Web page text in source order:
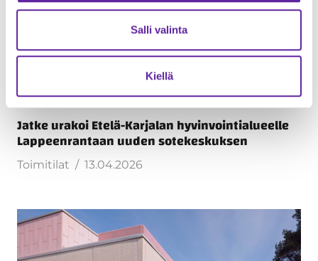
Salli valinta
Kiellä
Jatke urakoi Etelä-Karjalan hyvinvointialueelle
Lappeenrantaan uuden sotekeskuksen
Toimitilat 13.04.2026